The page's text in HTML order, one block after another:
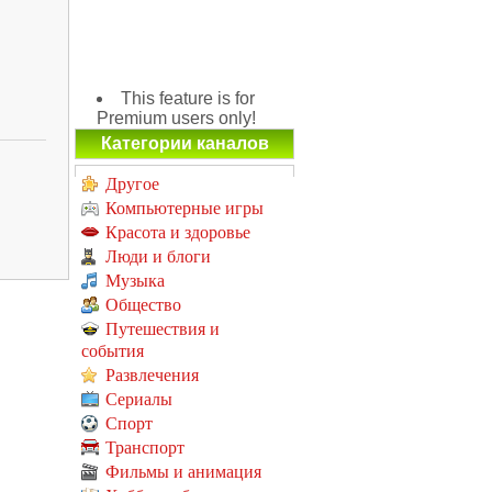
This feature is for
Premium users only!
Категории каналов
Другое
Компьютерные игры
Красота и здоровье
Люди и блоги
Музыка
Общество
Путешествия и
события
Развлечения
Сериалы
Спорт
Транспорт
Фильмы и анимация